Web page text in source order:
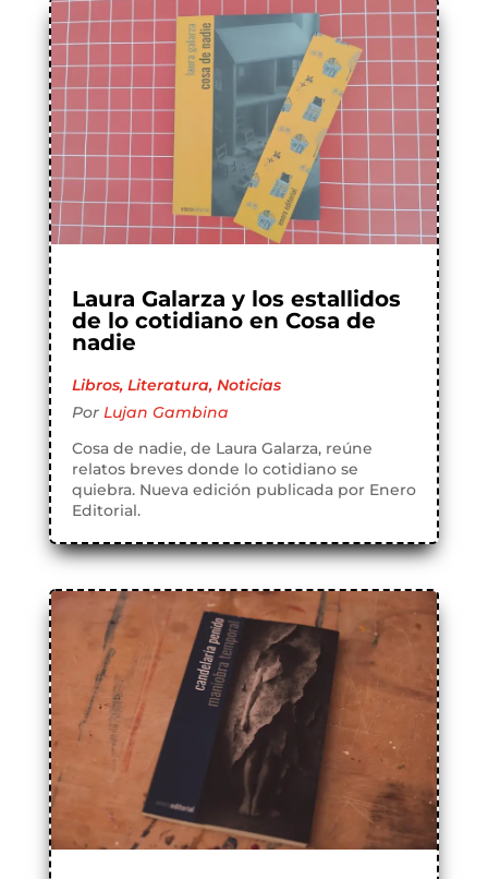
Laura Galarza y los estallidos
de lo cotidiano en Cosa de
nadie
Libros, Literatura, Noticias
Por Lujan Gambina
Cosa de nadie, de Laura Galarza, reúne
relatos breves donde lo cotidiano se
quiebra. Nueva edición publicada por Enero
Editorial.